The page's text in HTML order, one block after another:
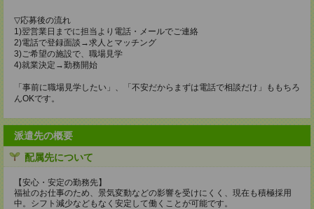
▽応募後の流れ
1)翌営業日までに担当より電話・メールでご連絡
2)電話で登録面談→求人とマッチング
3)ご希望の施設で、職場見学
4)就業決定→勤務開始
「事前に職場見学したい」、「不安だからまずは電話で相談だけ」ももちろ
んOKです。
派遣先の概要
配属先について
【安心・安定の勤務先】
福祉のお仕事のため、景気変動などの影響を受けにくく、現在も積極採用
中。シフト減少などもなく安定して働くことが可能です。